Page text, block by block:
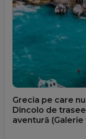
Grecia pe care
Dincolo de
aventură